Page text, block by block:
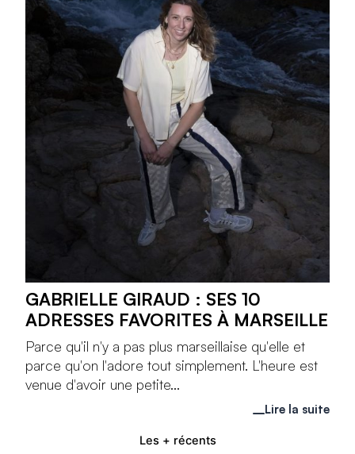
Les + récents
GABRIELLE GIRAUD : SES 10
ADRESSES FAVORITES À MARSEILLE
Parce qu'il n'y a pas plus marseillaise qu'elle et
parce qu'on l'adore tout simplement. L'heure est
venue d'avoir une petite...
Lire la suite